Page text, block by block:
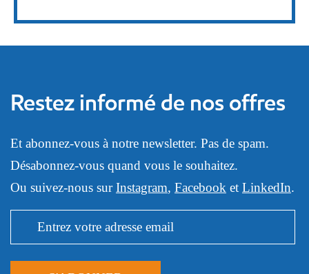
Restez informé de nos offres
Et abonnez-vous à notre newsletter. Pas de spam.
Désabonnez-vous quand vous le souhaitez.
Ou suivez-nous surInstagram, Facebook et LinkedIn.